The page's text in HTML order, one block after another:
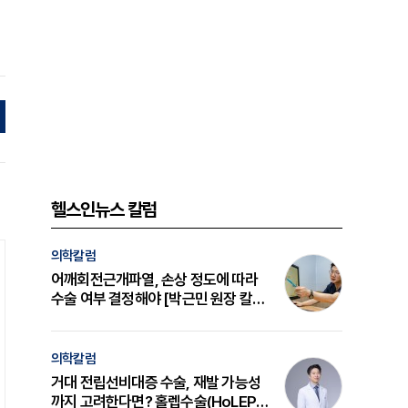
헬스인뉴스 칼럼
의학칼럼
어깨회전근개파열, 손상 정도에 따라
수술 여부 결정해야 [박근민 원장 칼
의학칼럼
거대 전립선비대증 수술, 재발 가능성
까지 고려한다면? 홀렙수술(HoLEP)